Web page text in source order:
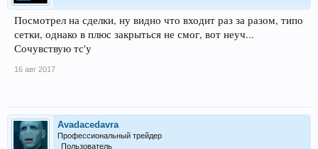
Посмотрел на сделки, ну видно что входит раз за разом, типо
сетки, однако в плюс закрыться не смог, вот неуч...
Сочувствую тс'у
16 авг 2017
Avadacedavra
Профессиональный трейдер
Пользователь